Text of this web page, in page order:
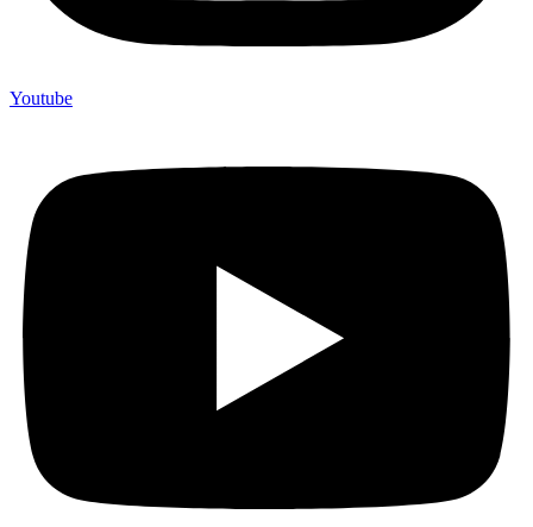
Youtube